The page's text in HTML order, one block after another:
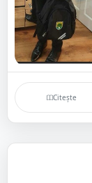
Citește